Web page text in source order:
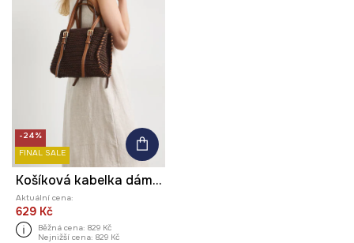
-24%
FINAL SALE
Košíková kabelka dámská pletená
Aktuální cena:
629 Kč
Běžná cena: 829 Kč
Nejnižší cena: 829 Kč